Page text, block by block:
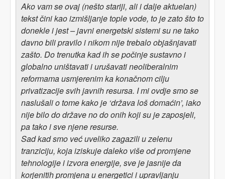
Ako vamse ovaj (nešto stariji, ali i dalje aktuelan)
tekst čini kaoizmišljanje tople vode, to je zato što to
donekle ijest – javni energetski sistemi sune tako
davno bili praviloi nikom nije trebalo objašnjavati
zašto. Dotrenutka kad ih se počinjesustavno i
globalno uništavatii urušavatineoliberalnim
reformama usmjerenim ka konačnom cilju
privatizacije svih javnih resursa. I mi ovdje smo se
naslušali o tome kako je ‘država loš domaćin’, iako
nije bilo do države no do onih koji sujezaposjeli,
pa takoi sve njene resurse.
Sad kad smo već uveliko zagazili uzelenu
tranziciju, kojaiziskuje daleko više od promjene
tehnologije i izvora energije, sve je jasnije da
korjenitih promjena u energetici i upravljanju